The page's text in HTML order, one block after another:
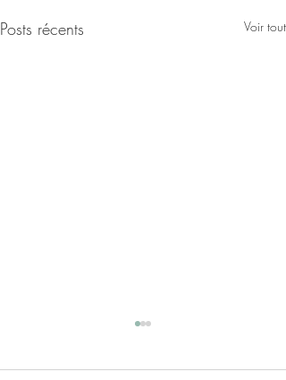
Posts récents Voir tout